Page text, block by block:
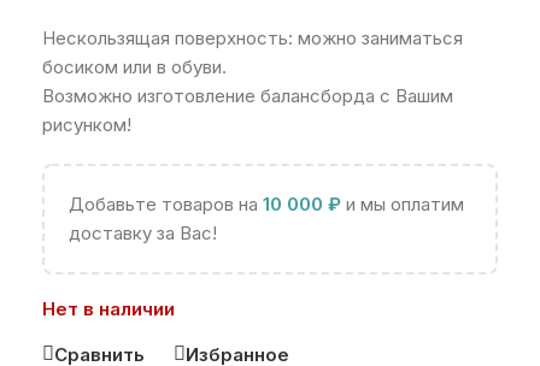
Нескользящая поверхность: можно заниматься
босиком или в обуви.
Возможно изготовление балансборда с Вашим
рисунком!
Добавьте товаров на 10 000 ₽ и мы оплатим
доставку за Вас!
Нет в наличии
Сравнить
Избранное